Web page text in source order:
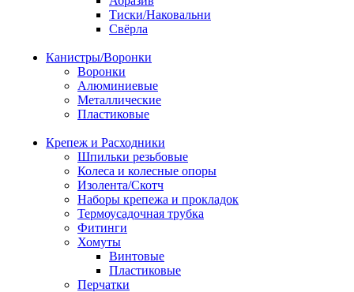
Тиски/Наковальни
Свёрла
Канистры/Воронки
Воронки
Алюминиевые
Металлические
Пластиковые
Крепеж и Расходники
Шпильки резьбовые
Колеса и колесные опоры
Изолента/Скотч
Наборы крепежа и прокладок
Термоусадочная трубка
Фитинги
Хомуты
Винтовые
Пластиковые
Перчатки